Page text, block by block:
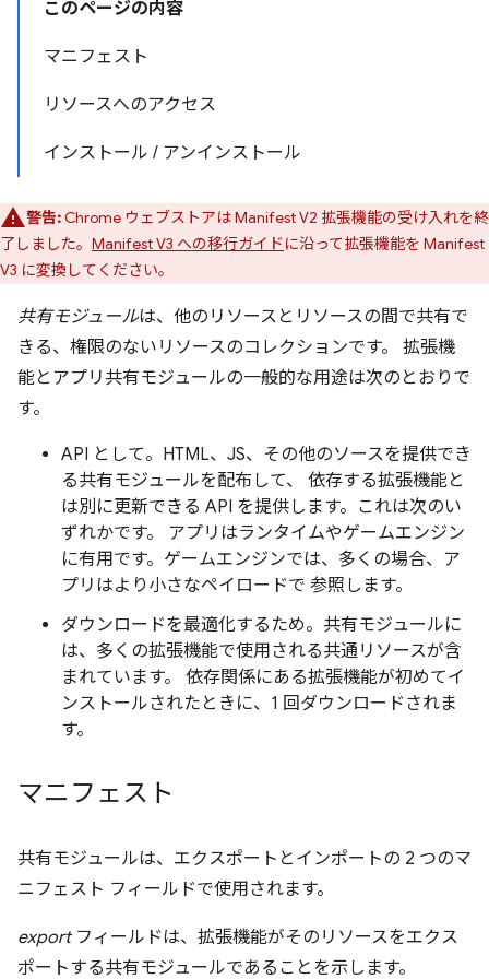
このページの内容
マニフェスト
リソースへのアクセス
インストール / アンインストール
警告:Chrome ウェブストアは Manifest V2 拡張機能の受け入れを終
了しました。 Manifest V3 への移行ガイドに沿って拡張機能を Manifest
V3 に変換してください。
共有モジュールは、他のリソースとリソースの間で共有で
きる、権限のないリソースのコレクションです。 拡張機
能とアプリ共有モジュールの一般的な用途は次のとおりで
す。
API として。HTML、JS、その他のソースを提供でき
る共有モジュールを配布して、 依存する拡張機能と
は別に更新できる API を提供します。これは次のい
ずれかです。 アプリはランタイムやゲームエンジン
に有用です。ゲームエンジンでは、多くの場合、ア
プリはより小さなペイロードで 参照します。
ダウンロードを最適化するため。共有モジュールに
は、多くの拡張機能で使用される共通リソースが含
まれています。 依存関係にある拡張機能が初めてイ
ンストールされたときに、1 回ダウンロードされま
す。
マニフェスト
共有モジュールは、エクスポートとインポートの 2 つのマ
ニフェスト フィールドで使用されます。
exportフィールドは、拡張機能がそのリソースをエクス
ポートする共有モジュールであることを示します。